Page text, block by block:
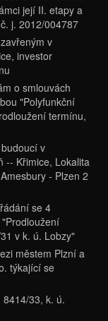
její II. etapy a
j. 2012/004787
v
investor
o smlouvách
"Polyfunkční
termínu,
v
-- Křimice, Lokalita
- Plzen 2
se 4
v k. ú. Lobzy"
městem Plzní a
týkající se
33, k. ú.